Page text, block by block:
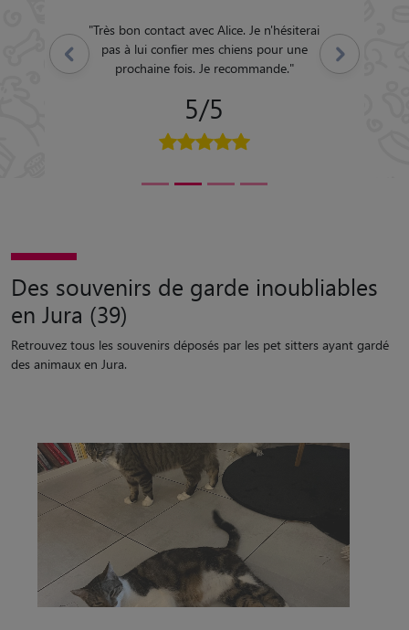
"Très bon contact avec Alice. Je n'hésiterai
pas à lui confier mes chiens pour une
prochaine fois. Je recommande."
5/5
Précédent Suivant
Des souvenirs de garde inoubliables
en Jura (39)
Retrouvez tous les souvenirs déposés par les pet sitters ayant gardé
des animaux en Jura.